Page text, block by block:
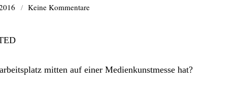
/ Keine Kommentare
mitten auf einer Medienkunstmesse hat?